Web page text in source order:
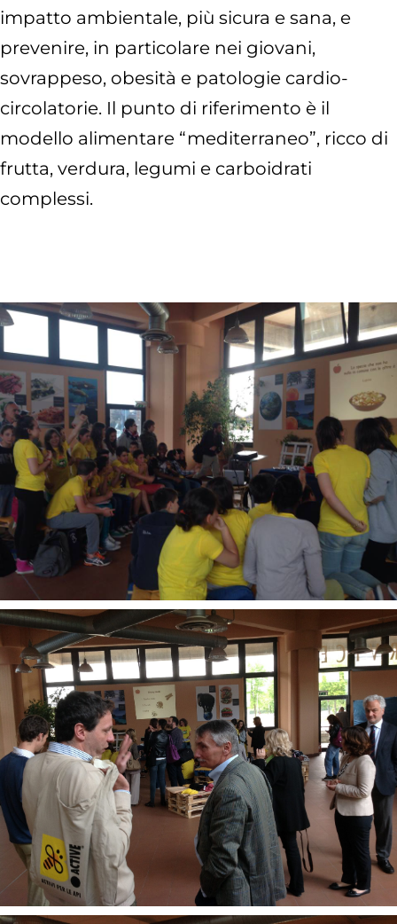
impatto ambientale, più sicura e sana, e
prevenire, in particolare nei giovani,
sovrappeso, obesità e patologie cardio-
circolatorie. Il punto di riferimento è il
modello alimentare “mediterraneo”, ricco di
frutta, verdura, legumi e carboidrati
complessi.